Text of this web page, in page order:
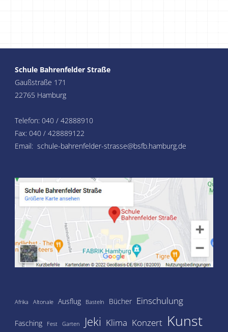
Schule Bahrenfelder Straße
Gaußstraße 171
22765 Hamburg
Telefon: 040 / 42888910
Fax: 040 / 428889122
Email: schule-bahrenfelder-strasse@bsfb.hamburg.de
Afrika Altonale Ausflug Basteln Bücher Einschulung
Fasching Fest Garten Jeki Klima Konzert Kunst